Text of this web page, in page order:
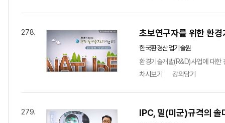
278. 초보연구자를 위한 환
한국환경산업기술원
환경기술개발(R&D)사업에 대한
차시보기
강의담기
279. IPC, 밀(미군)규격의 솔